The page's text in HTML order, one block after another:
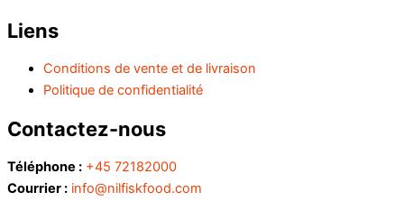
Liens
Conditions de vente et de livraison
Politique de confidentialité
Contactez-nous
Téléphone : +45 72182000
Courrier : info@nilfiskfood.com